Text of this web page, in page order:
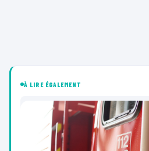
À LIRE ÉGALEMENT